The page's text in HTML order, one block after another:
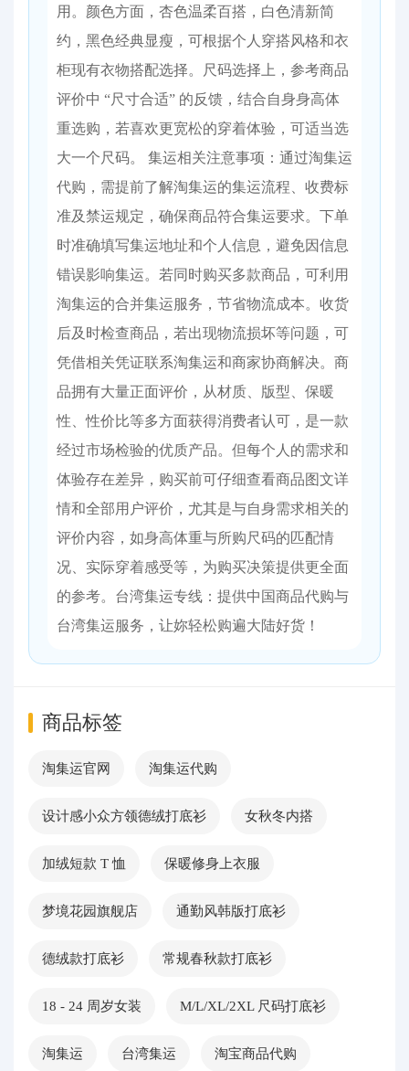
用。颜色方面，杏色温柔百搭，白色清新简
约，黑色经典显瘦，可根据个人穿搭风格和衣
柜现有衣物搭配选择。尺码选择上，参考商品
评价中 “尺寸合适” 的反馈，结合自身身高体
重选购，若喜欢更宽松的穿着体验，可适当选
大一个尺码。 集运相关注意事项：通过淘集运
代购，需提前了解淘集运的集运流程、收费标
准及禁运规定，确保商品符合集运要求。下单
时准确填写集运地址和个人信息，避免因信息
错误影响集运。若同时购买多款商品，可利用
淘集运的合并集运服务，节省物流成本。收货
后及时检查商品，若出现物流损坏等问题，可
凭借相关凭证联系淘集运和商家协商解决。​ 商
品拥有大量正面评价，从材质、版型、保暖
性、性价比等多方面获得消费者认可，是一款
经过市场检验的优质产品。但每个人的需求和
体验存在差异，购买前可仔细查看商品图文详
情和全部用户评价，尤其是与自身需求相关的
评价内容，如身高体重与所购尺码的匹配情
况、实际穿着感受等，为购买决策提供更全面
的参考。​台湾集运专线：提供中国商品代购与
台湾集运服务，让妳轻松购遍大陆好货！
商品标签
淘集运官网 淘集运代购
设计感小众方领德绒打底衫 女秋冬内搭
加绒短款 T 恤 保暖修身上衣服
梦境花园旗舰店 通勤风韩版打底衫
德绒款打底衫 常规春秋款打底衫
18 - 24 周岁女装 M/L/XL/2XL 尺码打底衫
淘集运 台湾集运 淘宝商品代购